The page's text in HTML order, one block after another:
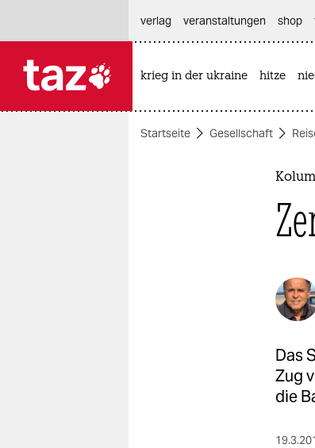
themen
verlag
veranstaltungen shop
krieg in der ukraine hitze
Startseite Gesellschaft
Das
Zug
die